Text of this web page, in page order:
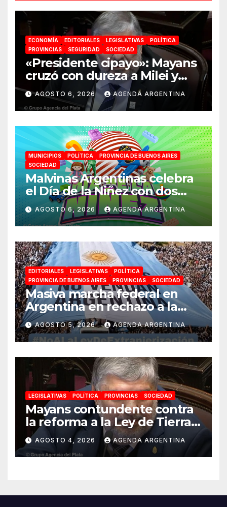
ECONOMÍA EDITORIALES LEGISLATIVAS
POLÍTICA
PROVINCIAS
SEGURIDAD SOCIEDAD
«Presidente cipayo»: Mayans
cruzó con dureza a Milei y
advirtió sobre un juicio
político por traición a la
Patria
AGOSTO 6, 2026 AGENDA ARGENTINA
MUNICIPIOS POLÍTICA
PROVINCIA DE BUENOS AIRES
SOCIEDAD
Malvinas Argentinas celebra
el Día de la Niñez con dos
jornadas de juegos,
espectáculos y actividades
para toda la familia
AGOSTO 6, 2026 AGENDA ARGENTINA
EDITORIALES LEGISLATIVAS
POLÍTICA
PROVINCIA DE BUENOS AIRES
PROVINCIAS SOCIEDAD
Masiva marcha federal en
Argentina en rechazo a la
reforma de la Ley de Tierras
impulsada por Milei: «La
soberanía no se negocia»
AGOSTO 5, 2026 AGENDA ARGENTINA
LEGISLATIVAS POLÍTICA PROVINCIAS SOCIEDAD
Mayans contundente contra
la reforma a la Ley de Tierras:
«Esta ley vende el país»
AGOSTO 4, 2026 AGENDA ARGENTINA